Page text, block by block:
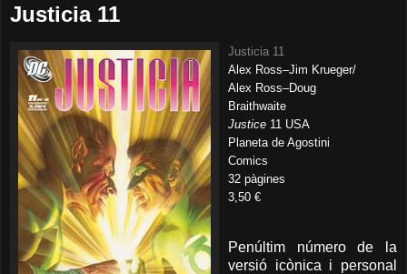
Justicia 11
Justicia 11
Alex Ross–Jim Krueger/
Alex Ross–Doug
Braithwaite
Justice 11 USA
Planeta de Agostini
Comics
32 pàgines
3,50 €
Penúltim número de la
versió icònica i personal